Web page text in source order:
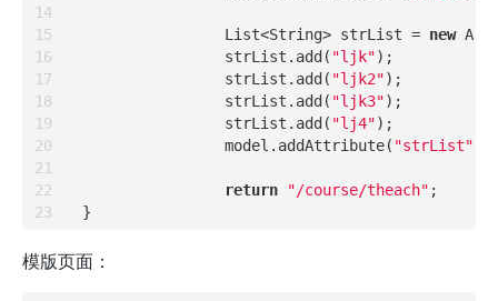
		List<String> strList =
new
		strList.add(
"ljk");
		strList.add(
"ljk2");
		strList.add(
"ljk3");
		strList.add(
"lj4");
		model.addAttribute(
"strList"
return "/course/theach" ;
模版页面：